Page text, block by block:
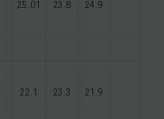
25.01 23.8 24.9
22.1 23.3 21.9